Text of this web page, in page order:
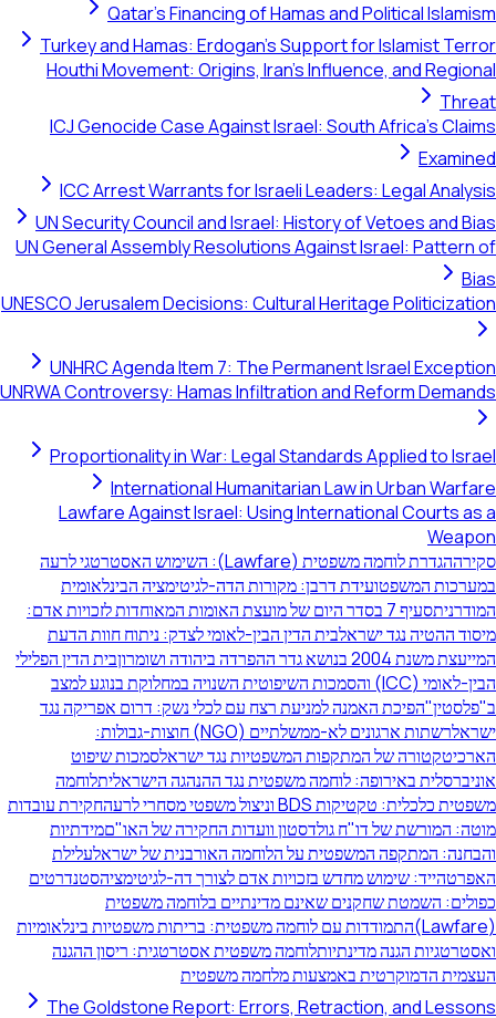
Qatar's Financing of Hamas and Political Islamism
Turkey and Hamas: Erdogan's Support for Islamist Terror
Houthi Movement: Origins, Iran's Influence, and Regional
Threat
ICJ Genocide Case Against Israel: South Africa's Claims
Examined
ICC Arrest Warrants for Israeli Leaders: Legal Analysis
UN Security Council and Israel: History of Vetoes and Bias
UN General Assembly Resolutions Against Israel: Pattern of
Bias
UNESCO Jerusalem Decisions: Cultural Heritage Politicization
UNHRC Agenda Item 7: The Permanent Israel Exception
UNRWA Controversy: Hamas Infiltration and Reform Demands
Proportionality in War: Legal Standards Applied to Israel
International Humanitarian Law in Urban Warfare
Lawfare Against Israel: Using International Courts as a
Weapon
סקירה
הגדרת לוחמה משפטית (Lawfare): השימוש האסטרטגי לרעה
במערכות המשפטועידת דרבן: מקורות הדה-לגיטימציה הבינלאומית
המודרנית
סעיף 7 בסדר היום של מועצת האומות המאוחדות לזכויות אדם:
מיסוד ההטיה נגד ישראלבית הדין הבין-לאומי לצדק: ניתוח חוות הדעת
המייעצת משנת 2004 בנושא גדר ההפרדה ביהודה ושומרון
בית הדין הפלילי
הבין-לאומי (ICC) והסמכות השיפוטית השנויה במחלוקת בנוגע למצב
ב"פלסטין"הפיכת האמנה למניעת רצח עם לכלי נשק: דרום אפריקה נגד
ישראל
רשתות ארגונים לא-ממשלתיים (NGO) חוצות-גבולות:
הארכיטקטורה של המתקפות המשפטיות נגד ישראלסמכות שיפוט
אוניברסלית באירופה: לוחמה משפטית נגד ההנהגה הישראליתלוחמה
משפטית כלכלית: טקטיקות BDS וניצול משפטי מסחרי לרעה
חקירת עובדות
מוטה: המורשת של דו"ח גולדסטון וועדות החקירה של האו"םמידתיות
והבחנה: המתקפה המשפטית על הלוחמה האורבנית של ישראלעלילת
האפרטהייד: שימוש מחדש בזכויות אדם לצורך דה-לגיטימציהסטנדרטים
כפולים: השמטת שחקנים שאינם מדינתיים בלוחמה משפטית
(Lawfare)
התמודדות עם לוחמה משפטית: בריתות משפטיות בינלאומיות
ואסטרטגיות הגנה מדינתיותלוחמה משפטית אסטרטגית: ריסון ההגנה
העצמית הדמוקרטית באמצעות מלחמה משפטית
The Goldstone Report: Errors, Retraction, and Lessons